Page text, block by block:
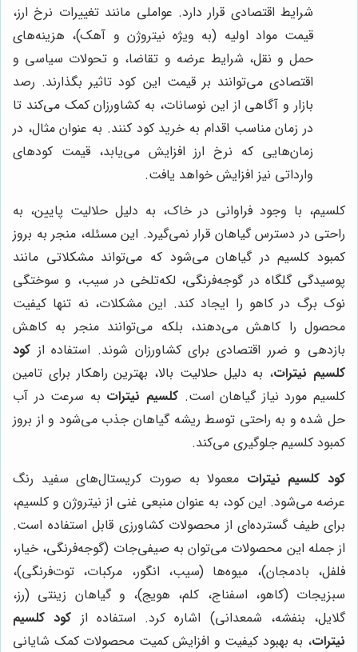
شرایط اقتصادی قرار دارد. عواملی مانند تغییرات نرخ ارز،
قیمت مواد اولیه (به ویژه نیتروژن و آهک)، هزینه‌های
حمل و نقل، شرایط عرضه و تقاضا، و تحولات سیاسی و
اقتصادی می‌توانند بر قیمت این کود تاثیر بگذارند. رصد
بازار و آگاهی از این نوسانات، به کشاورزان کمک می‌کند تا
در زمان مناسب اقدام به خرید کود کنند. به عنوان مثال، در
زمان‌هایی که نرخ ارز افزایش می‌یابد، قیمت کودهای
وارداتی نیز افزایش خواهد یافت.
کلسیم، با وجود فراوانی در خاک، به دلیل حلالیت پایین، به
راحتی در دسترس گیاهان قرار نمی‌گیرد. این مسئله، منجر به بروز
کمبود کلسیم در گیاهان می‌شود که می‌تواند مشکلاتی مانند
پوسیدگی گلگاه در گوجه‌فرنگی، لکه‌تلخی در سیب، و سوختگی
نوک برگ در کاهو را ایجاد کند. این مشکلات، نه تنها کیفیت
محصول را کاهش می‌دهند، بلکه می‌توانند منجر به کاهش
بازدهی و ضرر اقتصادی برای کشاورزان شوند. استفاده از کود
کلسیم نیترات، به دلیل حلالیت بالا، بهترین راهکار برای تامین
کلسیم مورد نیاز گیاهان است. کلسیم نیترات به سرعت در آب
حل شده و به راحتی توسط ریشه گیاهان جذب می‌شود و از بروز
کمبود کلسیم جلوگیری می‌کند.
کود کلسیم نیترات معمولا به صورت کریستال‌های سفید رنگ
عرضه می‌شود. این کود، به عنوان منبعی غنی از نیتروژن و کلسیم،
برای طیف گسترده‌ای از محصولات کشاورزی قابل استفاده است.
از جمله این محصولات می‌توان به صیفی‌جات (گوجه‌فرنگی، خیار،
فلفل، بادمجان)، میوه‌ها (سیب، انگور، مرکبات، توت‌فرنگی)،
سبزیجات (کاهو، اسفناج، کلم، هویج)، و گیاهان زینتی (رز،
گلایل، بنفشه، شمعدانی) اشاره کرد. استفاده از کود کلسیم
نیترات، به بهبود کیفیت و افزایش کمیت محصولات کمک شایانی